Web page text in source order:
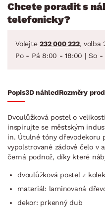
Chcete poradit s
telefonicky?
Volejte 232 000 222, volba
Po - Pá 8:00 - 18:00 | So -
Popis3D náhledRozměry
Dvoulůžková postel o
inspirujte se městským
in. Útulné tóny dřevodekoru
vypolstrované zádové čelo v
černá podnož, díky které
dvoulůžková postel z
materiál: laminovaná
dekor: prkenný dub